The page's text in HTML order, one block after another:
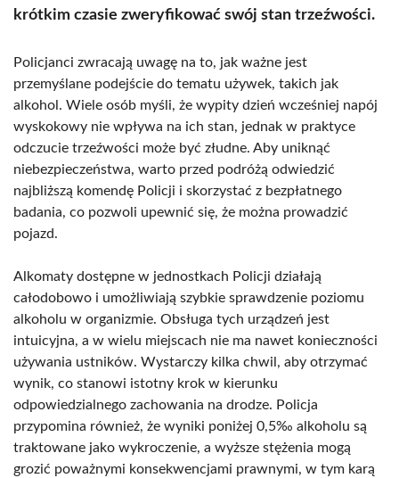
krótkim czasie zweryfikować swój stan trzeźwości.
Policjanci zwracają uwagę na to, jak ważne jest
przemyślane podejście do tematu używek, takich jak
alkohol. Wiele osób myśli, że wypity dzień wcześniej napój
wyskokowy nie wpływa na ich stan, jednak w praktyce
odczucie trzeźwości może być złudne. Aby uniknąć
niebezpieczeństwa, warto przed podróżą odwiedzić
najbliższą komendę Policji i skorzystać z bezpłatnego
badania, co pozwoli upewnić się, że można prowadzić
pojazd.
Alkomaty dostępne w jednostkach Policji działają
całodobowo i umożliwiają szybkie sprawdzenie poziomu
alkoholu w organizmie. Obsługa tych urządzeń jest
intuicyjna, a w wielu miejscach nie ma nawet konieczności
używania ustników. Wystarczy kilka chwil, aby otrzymać
wynik, co stanowi istotny krok w kierunku
odpowiedzialnego zachowania na drodze. Policja
przypomina również, że wyniki poniżej 0,5‰ alkoholu są
traktowane jako wykroczenie, a wyższe stężenia mogą
grozić poważnymi konsekwencjami prawnymi, w tym karą